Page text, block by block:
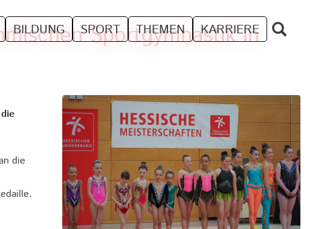
BILDUNG SPORT THEMEN KARRIERE
Sportgymnastik in
die